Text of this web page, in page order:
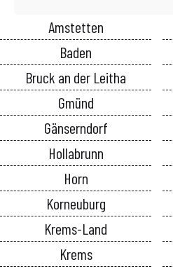
Amstetten
Baden
Bruck an der Leitha
Gmünd
Gänserndorf
Hollabrunn
Horn
Korneuburg
Krems-Land
Krems